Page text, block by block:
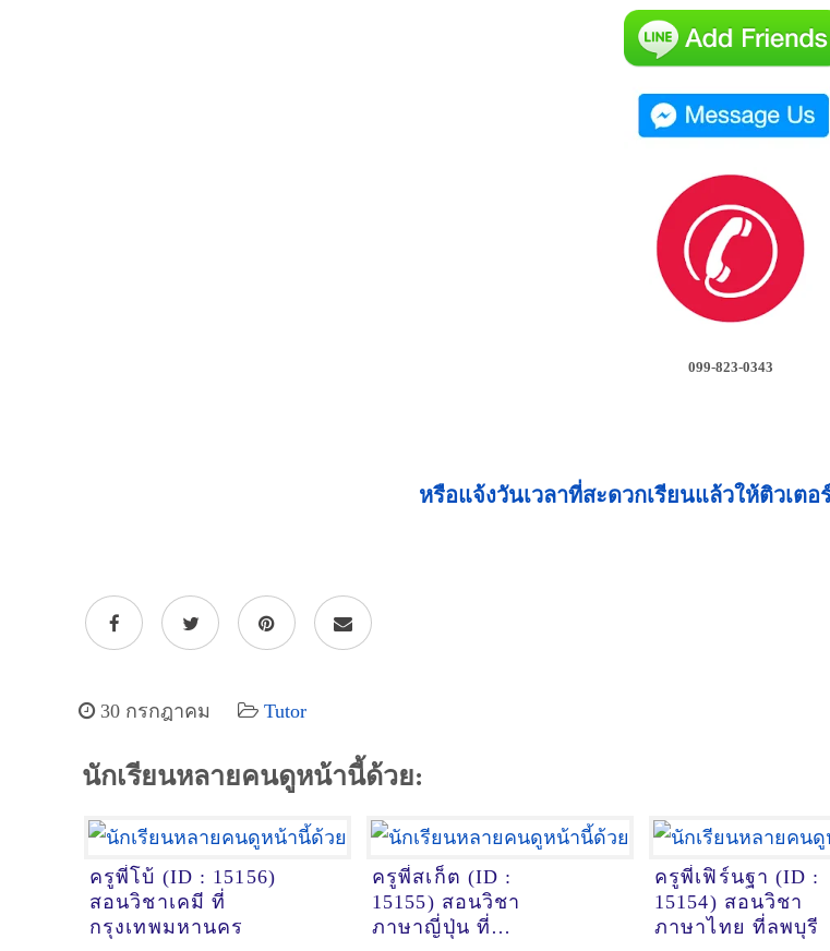
099-823-0343
หรือแจ้งวันเวลาที่สะดวกเรียนแล้วให้ติวเตอ
30 กรกฎาคม Tutor
นักเรียนหลายคนดูหน้านี้ด้วย:
ครูพี่โบ้ (ID : 15156)
สอนวิชาเคมี ที่
กรุงเทพมหานคร
ครูพี่สเก็ต (ID :
15155) สอนวิชา
ภาษาญี่ปุ่น ที่
ครูพี่เฟิร์นฐา (ID :
15154) สอนวิชา
ภาษาไทย ที่ลพบุรี